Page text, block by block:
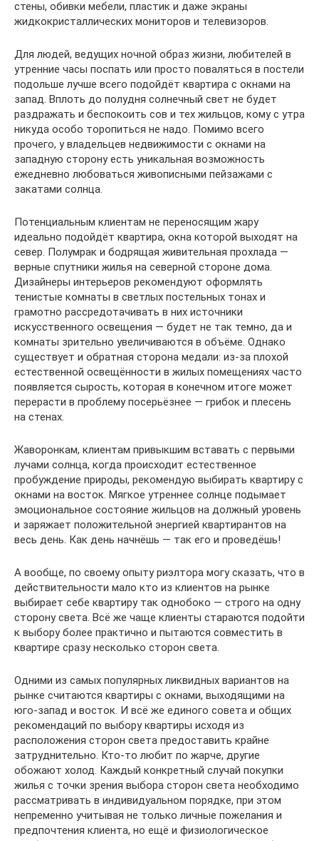
стены, обивки мебели, пластик и даже экраны
жидкокристаллических мониторов и телевизоров.
Для людей, ведущих ночной образ жизни, любителей в
утренние часы поспать или просто поваляться в постели
подольше лучше всего подойдёт квартира с окнами на
запад. Вплоть до полудня солнечный свет не будет
раздражать и беспокоить сов и тех жильцов, кому с утра
никуда особо торопиться не надо. Помимо всего
прочего, у владельцев недвижимости с окнами на
западную сторону есть уникальная возможность
ежедневно любоваться живописными пейзажами с
закатами солнца.
Потенциальным клиентам не переносящим жару
идеально подойдёт квартира, окна которой выходят на
север. Полумрак и бодрящая живительная прохлада —
верные спутники жилья на северной стороне дома.
Дизайнеры интерьеров рекомендуют оформлять
тенистые комнаты в светлых постельных тонах и
грамотно рассредотачивать в них источники
искусственного освещения — будет не так темно, да и
комнаты зрительно увеличиваются в объёме. Однако
существует и обратная сторона медали: из-за плохой
естественной освещённости в жилых помещениях часто
появляется сырость, которая в конечном итоге может
перерасти в проблему посерьёзнее — грибок и плесень
на стенах.
Жаворонкам, клиентам привыкшим вставать с первыми
лучами солнца, когда происходит естественное
пробуждение природы, рекомендую выбирать квартиру с
окнами на восток. Мягкое утреннее солнце подымает
эмоциональное состояние жильцов на должный уровень
и заряжает положительной энергией квартирантов на
весь день. Как день начнёшь — так его и проведёшь!
А вообще, по своему опыту риэлтора могу сказать, что в
действительности мало кто из клиентов на рынке
выбирает себе квартиру так однобоко — строго на одну
сторону света. Всё же чаще клиенты стараются подойти
к выбору более практично и пытаются совместить в
квартире сразу несколько сторон света.
Одними из самых популярных ликвидных вариантов на
рынке считаются квартиры с окнами, выходящими на
юго-запад и восток. И всё же единого совета и общих
рекомендаций по выбору квартиры исходя из
расположения сторон света предоставить крайне
затруднительно. Кто-то любит по жарче, другие
обожают холод. Каждый конкретный случай покупки
жилья с точки зрения выбора сторон света необходимо
рассматривать в индивидуальном порядке, при этом
непременно учитывая не только личные пожелания и
предпочтения клиента, но ещё и физиологическое